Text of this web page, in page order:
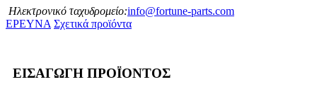
Ηλεκτρονικό ταχυδρομείο:info@fortune-parts.com
ΕΡΕΥΝΑ Σχετικά προϊόντα
ΕΙΣΑΓΩΓΗ ΠΡΟΪΟΝΤΟΣ